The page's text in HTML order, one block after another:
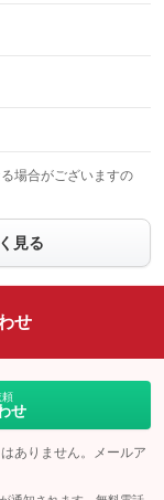
ター
り
カメラ
し
メラ
し
ール
イトウォッシャー
場合がございますの
見る
せ
頼
せ
ありません。メールア